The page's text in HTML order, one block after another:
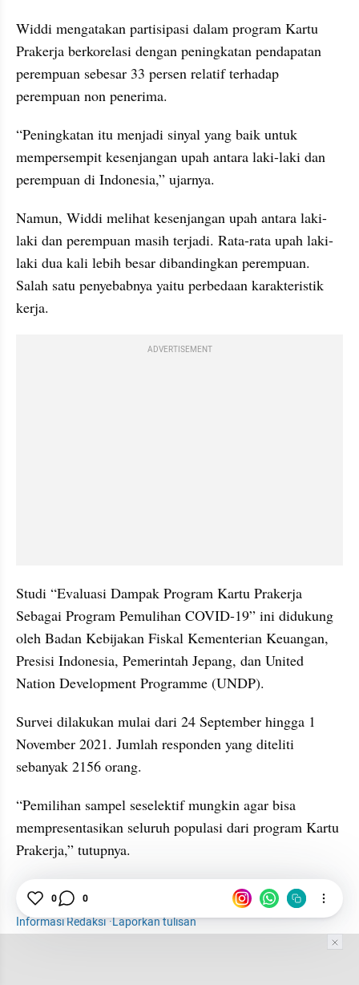
Widdi mengatakan partisipasi dalam program Kartu
Prakerja berkorelasi dengan peningkatan pendapatan
perempuan sebesar 33 persen relatif terhadap
perempuan non penerima.
“Peningkatan itu menjadi sinyal yang baik untuk
mempersempit kesenjangan upah antara laki-laki dan
perempuan di Indonesia,” ujarnya.
Namun, Widdi melihat kesenjangan upah antara laki-
laki dan perempuan masih terjadi. Rata-rata upah laki-
laki dua kali lebih besar dibandingkan perempuan.
Salah satu penyebabnya yaitu perbedaan karakteristik
kerja.
ADVERTISEMENT
Studi “Evaluasi Dampak Program Kartu Prakerja
Sebagai Program Pemulihan COVID-19” ini didukung
oleh Badan Kebijakan Fiskal Kementerian Keuangan,
Presisi Indonesia, Pemerintah Jepang, dan United
Nation Development Programme (UNDP).
Survei dilakukan mulai dari 24 September hingga 1
November 2021. Jumlah responden yang diteliti
sebanyak 2156 orang.
“Pemilihan sampel seselektif mungkin agar bisa
mempresentasikan seluruh populasi dari program Kartu
Prakerja,” tutupnya.
Pekerja
Kartu Prakerja
Informasi Redaksi·Laporkan tulisan
0 0